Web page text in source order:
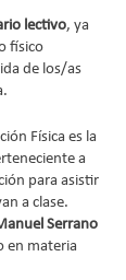
lectivo, ya
físico
de los/as
Física es la
a
para asistir
a clase.
Serrano
en materia